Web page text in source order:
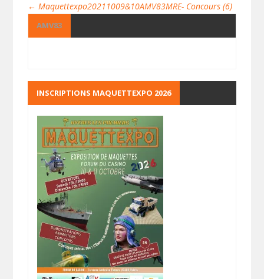
← Maquettexpo20211009&10AMV83MRE- Concours (6)
AMV83
INSCRIPTIONS MAQUETTEXPO 2026